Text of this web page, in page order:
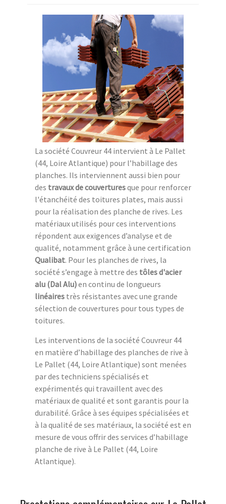
La société Couvreur 44 intervient à Le Pallet
(44, Loire Atlantique) pour l’habillage des
planches. Ils interviennent aussi bien pour
des travaux de couverturesque pour renforcer
l'étanchéité des toitures plates, mais aussi
pour la réalisation des planche de rives. Les
matériaux utilisés pour ces interventions
répondent aux exigences d’analyse et de
qualité, notamment grâce à une certification
Qualibat. Pour les planches de rives, la
société s’engage à mettre des tôles d'acier
alu (Dal Alu)en continu de longueurs
linéaires très résistantes avec une grande
sélection de couvertures pour tous types de
toitures.
Les interventions de la société Couvreur 44
en matière d’habillage des planches de rive à
Le Pallet (44, Loire Atlantique) sont menées
par des techniciens spécialisés et
expérimentés qui travaillent avec des
matériaux de qualité et sont garantis pour la
durabilité. Grâce à ses équipes spécialisées et
à la qualité de ses matériaux, la société est en
mesure de vous offrir des services d’habillage
planche de rive à Le Pallet (44, Loire
Atlantique).